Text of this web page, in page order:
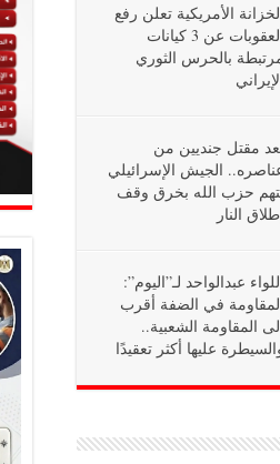
الأمريكية تعلن رفع
العقوبات عن 3 كيانات
بالحرس الثوري
مقتل جنديين من
الجيش الإسرائيلي
حزب الله بخرق وقف
النار
عبدالواحد لـ”اليوم”:
في الضفة أقرب
المقاومة الشعبية..
عليها أكثر تعقيدًا